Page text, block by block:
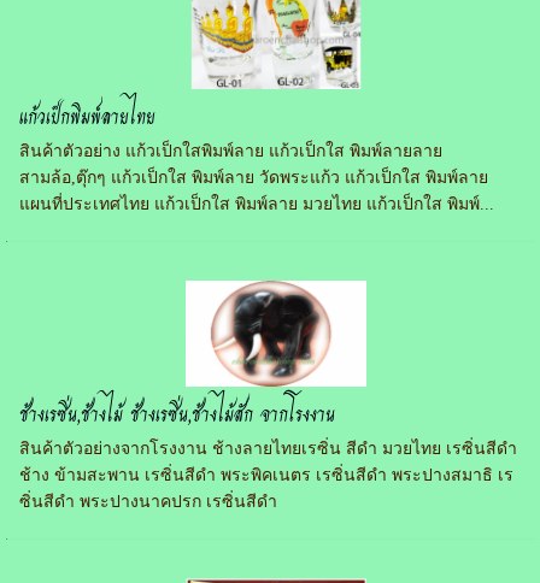
แก้วเป็กพิมพ์ลายไทย
สินค้าตัวอย่าง แก้วเป็กใสพิมพ์ลาย แก้วเป็กใส พิมพ์ลายลาย
สามล้อ,ตุ๊กๆ แก้วเป็กใส พิมพ์ลาย วัดพระแก้ว แก้วเป็กใส พิมพ์ลาย
แผนที่ประเทศไทย แก้วเป็กใส พิมพ์ลาย มวยไทย แก้วเป็กใส พิมพ์...
ช้างเรซิ่น,ช้างไม้ ช้างเรซิ่น,ช้างไม้สัก จากโรงงาน
สินค้าตัวอย่างจากโรงงาน ช้างลายไทยเรซิ่น สีดำ มวยไทย เรซิ่นสีดำ
ช้าง ข้ามสะพาน เรซิ่นสีดำ พระพิคเนตร เรซิ่นสีดำ พระปางสมาธิ เร
ซิ่นสีดำ พระปางนาคปรก เรซิ่นสีดำ